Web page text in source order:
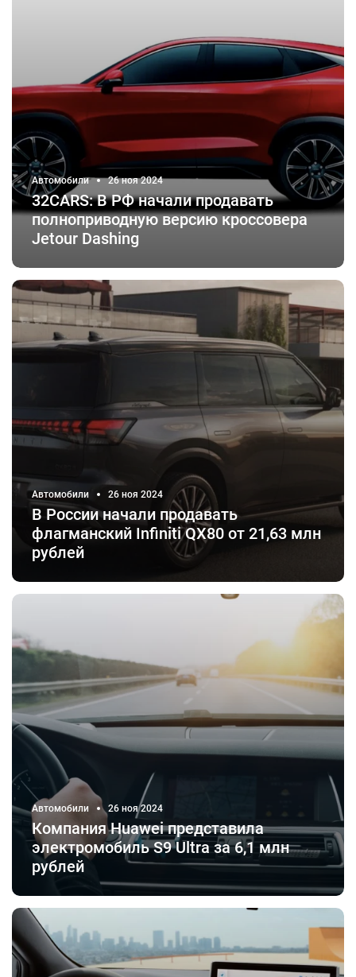
Автомобили 26 ноя 2024
32СARS: В РФ начали продавать
полноприводную версию кроссовера
Jetour Dashing
Автомобили 26 ноя 2024
В России начали продавать
флагманский Infiniti QX80 от 21,63 млн
рублей
Автомобили 26 ноя 2024
Компания Huawei представила
электромобиль S9 Ultra за 6,1 млн
рублей